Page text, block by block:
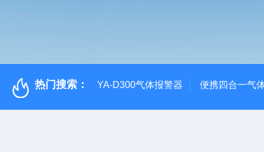
热门搜索： YA-D300气体报警器 便携四合一气